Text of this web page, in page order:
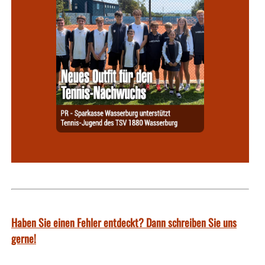
Haben Sie einen Fehler entdeckt? Dann schreiben Sie uns
gerne!